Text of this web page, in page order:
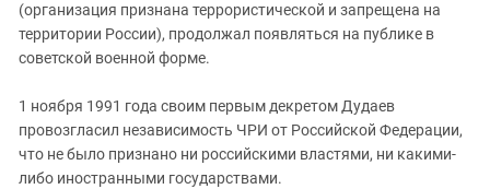
(организация признана террористической и запрещена на
территории России), продолжал появляться на публике в
советской военной форме.
1 ноября 1991 года своим первым декретом Дудаев
провозгласил независимость ЧРИ от Российской Федерации,
что не было признано ни российскими властями, ни какими-
либо иностранными государствами.